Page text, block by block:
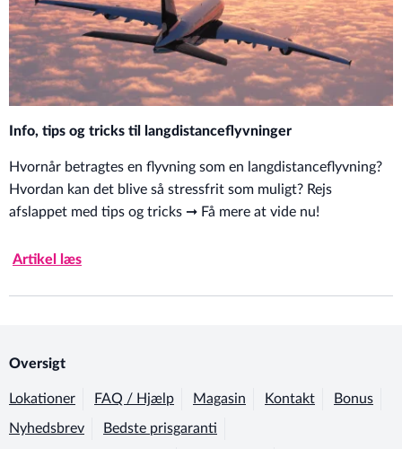
Info, tips og tricks til langdistanceflyvninger
Hvornår betragtes en flyvning som en langdistanceflyvning?
Hvordan kan det blive så stressfrit som muligt? Rejs
afslappet med tips og tricks ➞ Få mere at vide nu!
Artikel læs
Oversigt
Lokationer FAQ / Hjælp Magasin Kontakt Bonus
Nyhedsbrev Bedste prisgaranti